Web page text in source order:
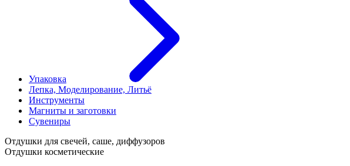
Упаковка
Лепка, Моделирование, Литьё
Инструменты
Магниты и заготовки
Сувениры
Отдушки для свечей, саше, диффузоров
Отдушки косметические